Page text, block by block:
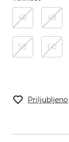
46 48
58 60
Priljubljeno